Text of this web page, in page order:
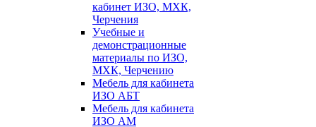
кабинет ИЗО, МХК,
Черчения
Учебные и
демонстрационные
материалы по ИЗО,
МХК, Черчению
Мебель для кабинета
ИЗО АБТ
Мебель для кабинета
ИЗО АМ